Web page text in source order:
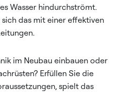
Wasser hindurchströmt.
sich das mit einer effektiven
im Neubau einbauen oder
Erfüllen Sie die
spielt das